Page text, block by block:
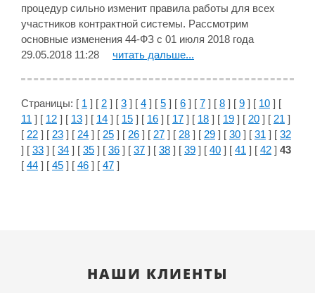
процедур сильно изменит правила работы для всех
участников контрактной системы. Рассмотрим
основные изменения 44-ФЗ с 01 июля 2018 года
29.05.2018 11:28
читать дальше...
Страницы: [ 1 ] [ 2 ] [ 3 ] [ 4 ] [ 5 ] [ 6 ] [ 7 ] [ 8 ] [ 9 ] [ 10 ] [
11 ] [ 12 ] [ 13 ] [ 14 ] [ 15 ] [ 16 ] [ 17 ] [ 18 ] [ 19 ] [ 20 ] [ 21 ]
[ 22 ] [ 23 ] [ 24 ] [ 25 ] [ 26 ] [ 27 ] [ 28 ] [ 29 ] [ 30 ] [ 31 ] [ 32
] [ 33 ] [ 34 ] [ 35 ] [ 36 ] [ 37 ] [ 38 ] [ 39 ] [ 40 ] [ 41 ] [ 42 ] 43
[ 44 ] [ 45 ] [ 46 ] [ 47 ]
НАШИ КЛИЕНТЫ